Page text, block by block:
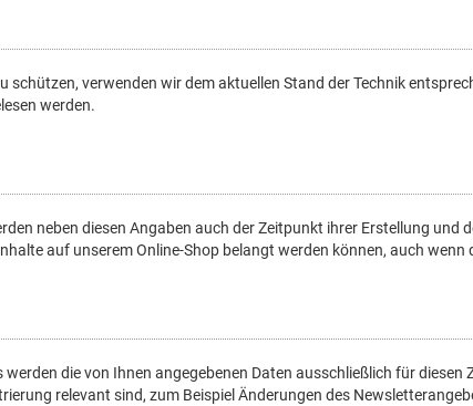
schützen, verwenden wir dem aktuellen Stand der Technik
werden.
neben diesen Angaben auch der Zeitpunkt ihrer Erstellung
auf unserem Online-Shop belangt werden können, auch
die von Ihnen angegebenen Daten ausschließlich für
relevant sind, zum Beispiel Änderungen des